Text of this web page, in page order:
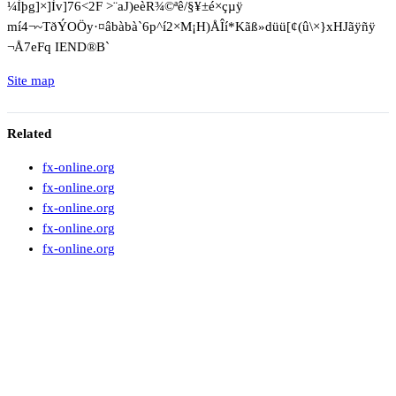
¼Ìþg]×]Ìv]76<2F >¨aJ)eèR¾©ªê/§¥±é×çµÿ
mí4¬~TðÝOÖy·¤âbàbà`6p^í2×M¡H)ÅÎí*Kãß»düü[¢(û\×}xHJãÿñÿ
¬Å7eFq IEND®B`
Site map
Related
fx-online.org
fx-online.org
fx-online.org
fx-online.org
fx-online.org